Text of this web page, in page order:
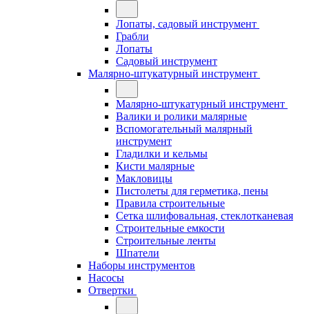
Лопаты, садовый инструмент
Грабли
Лопаты
Садовый инструмент
Малярно-штукатурный инструмент
Малярно-штукатурный инструмент
Валики и ролики малярные
Вспомогательный малярный
инструмент
Гладилки и кельмы
Кисти малярные
Макловицы
Пистолеты для герметика, пены
Правила строительные
Сетка шлифовальная, стеклотканевая
Строительные емкости
Строительные ленты
Шпатели
Наборы инструментов
Насосы
Отвертки